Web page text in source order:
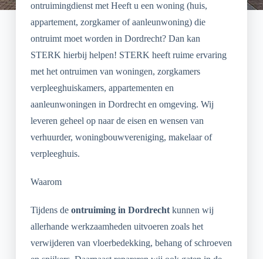
ontruimingdienst met Heeft u een woning (huis,
appartement, zorgkamer of aanleunwoning) die
ontruimt moet worden in Dordrecht? Dan kan
STERK hierbij helpen! STERK heeft ruime ervaring
met het ontruimen van woningen, zorgkamers
verpleeghuiskamers, appartementen en
aanleunwoningen in Dordrecht en omgeving. Wij
leveren geheel op naar de eisen en wensen van
verhuurder, woningbouwvereniging, makelaar of
verpleeghuis.
Waarom
Tijdens de ontruiming in Dordrechtkunnen wij
allerhande werkzaamheden uitvoeren zoals het
verwijderen van vloerbedekking, behang of schroeven